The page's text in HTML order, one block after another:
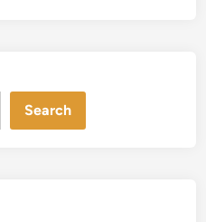
Search